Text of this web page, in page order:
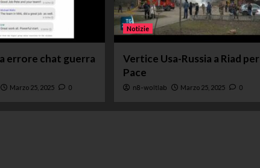
errore chat guerra
Marzo 25, 2025 0
Notizie
Vertice Usa-Russia a Riad per
Pace
n8-woltlab Marzo 25, 2025 0